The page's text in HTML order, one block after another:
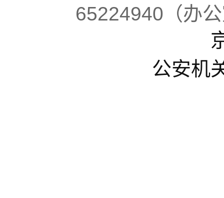
65224940（办
公安机